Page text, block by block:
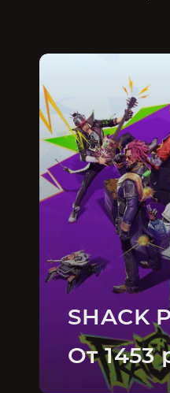
SHACK
От 1453